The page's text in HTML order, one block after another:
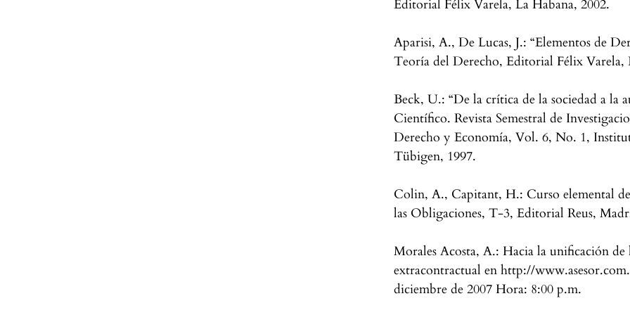
Editorial Félix Varela, La Habana, 2002.
Aparisi, A., De Lucas, J.: “Elementos de
Teoría del Derecho, Editorial Félix Varela,
Beck, U.: “De la crítica de la sociedad a la
Científico. Revista Semestral de
Derecho y Economía, Vol. 6, No. 1,
Tübigen, 1997.
Colin, A., Capitant, H.: Curso elemental
las Obligaciones, T-3, Editorial Reus,
Morales Acosta, A.: Hacia la unificación
extracontractual en http://
diciembre de 2007 Hora: 8:00 p.m.